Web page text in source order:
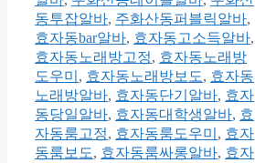
동투잡알바, 주화산동퍼블릭알바,
효자동bar알바, 효자동고소득알바,
효자동노래방고정, 효자동노래방
도우미 , 효자동노래방보도, 효자동
노래방알바, 효자동단기알바, 효자
동당일알바, 효자동대학생알바, 효
자동룸고정, 효자동룸도우미 , 효자
동룸보도, 효자동룸싸롱알바, 효자